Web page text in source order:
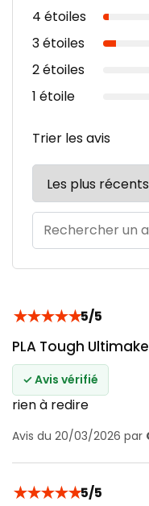
4 étoiles
3 étoiles
2 étoiles
1 étoile
Trier les avis
★★★★★5/5
PLA Tough
✓ Avis vérifié
rien à redire
Avis du 20/03/2026 par
★★★★★5/5